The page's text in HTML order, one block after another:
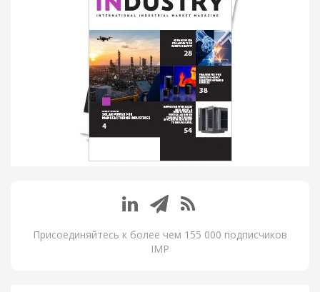
Присоединяйтесь к более чем 155 000 подписчиков
IMP